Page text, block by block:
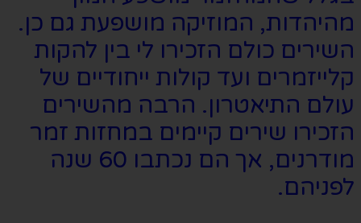
מהיהדות, המוזיקה מושפעת גם כן.
השירים כולם הזכירו לי בין להקות
קלייזמרים ועד קולות ייחודיים של
עולם התיאטרון. הרבה מהשירים
הזכירו שירים קיימים במחזות זמר
מודרנים, אך הם נכתבו 60 שנה
לפניהם.